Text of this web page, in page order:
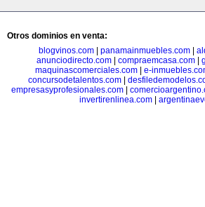
Otros dominios en venta:
blogvinos.com| panamainmuebles.com|
anunciodirecto.com| compraemcasa.com|
maquinascomerciales.com
e-
concursodetalentos.com|
empresasyprofesionales.com|
invertirenlinea.com